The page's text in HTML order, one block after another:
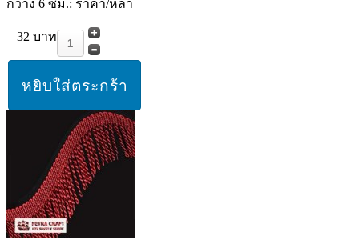
กว้าง 6 ซม.: ราคา/หลา
32 บาท